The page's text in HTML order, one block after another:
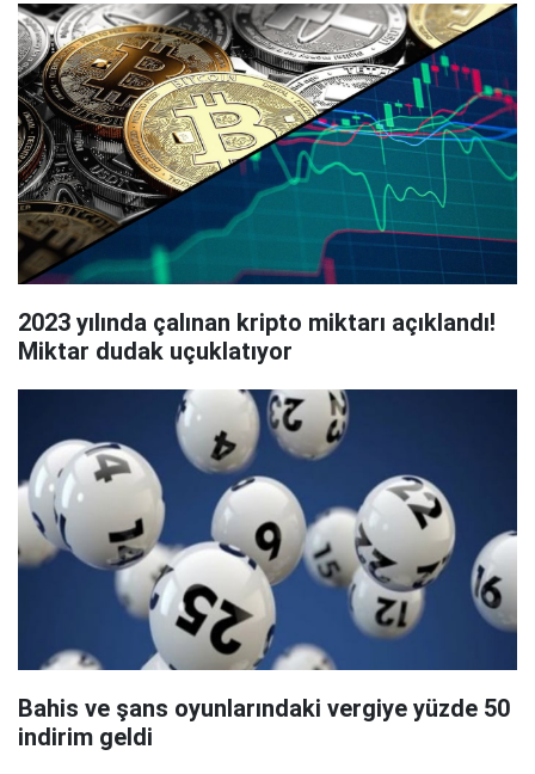
2023 yılında çalınan kripto miktarı açıklandı!
Miktar dudak uçuklatıyor
Bahis ve şans oyunlarındaki vergiye yüzde 50
indirim geldi